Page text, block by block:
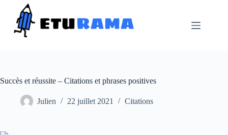
contenu
Succès et réussite – Citations et phrases positives
Julien 22 juillet 2021 Citations